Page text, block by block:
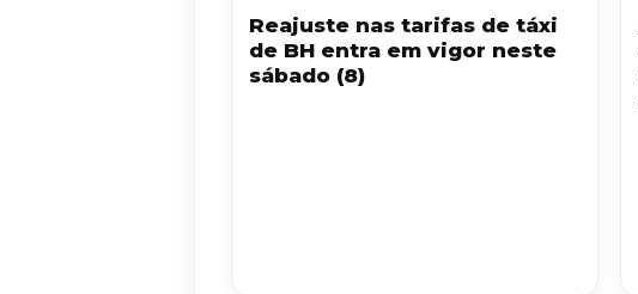
Reajuste nas tarifas de táxi
de BH entra em vigor neste
sábado (8)